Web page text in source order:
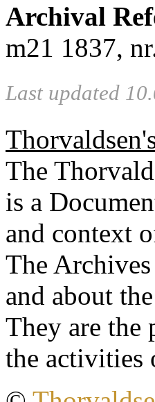
Archival
m21 1837,
Last updated
The
is a
and context
The
and about
They are the
the activities